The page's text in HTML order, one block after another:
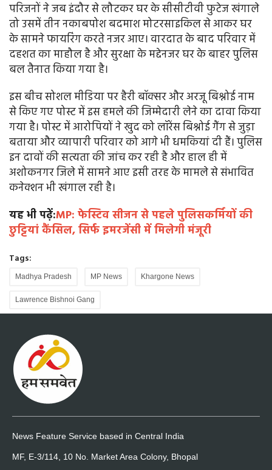
परिजनों ने जब इंदौर से लौटकर घर के सीसीटीवी फुटेज खंगाले
तो उसमें तीन नकाबपोश बदमाश मोटरसाइकिल से आकर घर
के सामने फायरिंग करते नजर आए। वारदात के बाद परिवार में
दहशत का माहौल है और सुरक्षा के मद्देनजर घर के बाहर पुलिस
बल तैनात किया गया है।
इस बीच सोशल मीडिया पर हैरी बॉक्सर और अरजू बिश्नोई नाम
से किए गए पोस्ट में इस हमले की जिम्मेदारी लेने का दावा किया
गया है। पोस्ट में आरोपियों ने खुद को लॉरेंस बिश्नोई गैंग से जुड़ा
बताया और व्यापारी परिवार को आगे भी धमकियां दी हैं। पुलिस
इन दावों की सत्यता की जांच कर रही है और हाल ही में
अशोकनगर जिले में सामने आए इसी तरह के मामले से संभावित
कनेक्शन भी खंगाल रही है।
यह भी पढ़ें:MP: फेस्टिव सीजन से पहले पुलिसकर्मियों की
छुट्टियां कैंसिल, सिर्फ इमरजेंसी में मिलेगी मंजूरी
Tags:
Madhya Pradesh MP News Khargone News
Lawrence Bishnoi Gang
News Feature Service based in Central India
MF, E-3/114, 10 No. Market Area Colony, Bhopal